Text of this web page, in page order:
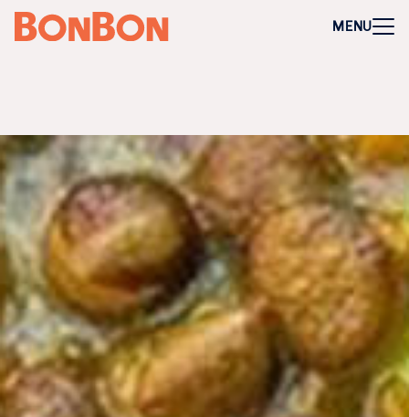
MENU
+
Mitarbeitergeschenk allgemein
Perfekt für Incentives & Benefits
Auf Wunsch komplett individualisierbar
Anfrage/Beratung
Zur Direktbestellung für Firmen
+-Gutschein kaufen
Geschenkgutschein Allgemein
Happy Birthday
Von Herzen für dich
Tausend Dank
Herzlichen Glückwunsch
Hochzeit
Frohe Weihnachten
Regionale Gutscheine